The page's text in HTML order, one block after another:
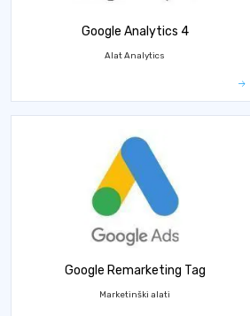
Google Analytics 4
Alat Analytics
Google Remarketing Tag
Marketinški alati